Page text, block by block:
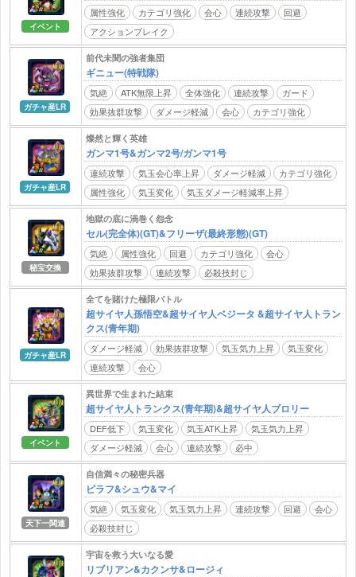
イベント
属性強化 カテゴリ強化 会心 連続攻撃
回避
アクションブレイク
ガチャ産LR
前代未聞の強者集団
ギニュー(特戦隊)
気絶 ATK無限上昇 全体強化 連続攻撃
ガード
効果抜群攻撃
ダメージ軽減 会心 カテゴリ強化
ガチャ産LR
燦然と輝く英雄
ガンマ1号&ガンマ2号/ガンマ1号
連続攻撃 気玉会心率上昇 ダメージ軽減
カテゴリ強化
属性強化
気玉変化 気玉ダメージ軽減率上昇
秘宝交換
地獄の底に渦巻く怨念
セル(完全体)(GT)&フリーザ(最終形態)(GT)
気絶 属性強化 回避 カテゴリ強化
会心
効果抜群攻撃
連続攻撃 必殺技封じ
ガチャ産LR
全てを賭けた極限バトル
超サイヤ人孫悟空&超サイヤ人ベジータ &超サイヤ人トラン
クス(青年期)
ダメージ軽減 効果抜群攻撃 気玉気力上昇
気玉変化
連続攻撃
会心
イベント
異世界で生まれた結束
超サイヤ人トランクス(青年期)&超サイヤ人ブロリー
DEF低下 気玉変化 気玉ATK上昇
気玉気力上昇
ダメージ軽減
会心 連続攻撃 必中
天下一関連
自信満々の秘密兵器
ピラフ&シュウ&マイ
気絶 気玉変化 気玉気力上昇 連続攻撃 回避
会心
必殺技封じ
宇宙を救う大いなる愛
リブリアン&カクンサ&ロージィ